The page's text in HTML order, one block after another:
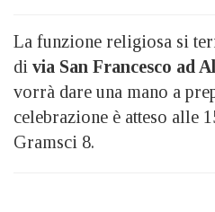
La funzione religiosa si
di via San Francesco ad
vorrà dare una mano a
celebrazione è atteso alle
Gramsci 8.